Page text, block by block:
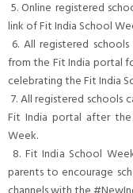
5. Online registered
link of Fit India School
6. All registered
from the Fit India portal
celebrating the Fit India
7. All registered
Fit India portal after the
Week.
8. Fit India School
parents to encourage
channels with the